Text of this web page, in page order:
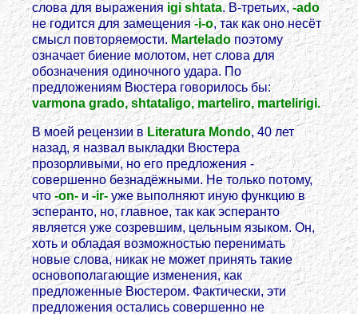
слова для выражения igi shtata. В-третьих,-ado
не годится для замещения-i-o, так как оно несёт
смысл повторяемости. Marteladoпоэтому
означает биение молотом, нет слова для
обозначения одиночного удара. По
предложениям Вюстера говорилось бы:
varmona grado, shtataligo, marteliro, martelirigi.
В моей рецензии в Literatura Mondo, 40 лет
назад, я назвал выкладки Вюстера
прозорливыми, но его предложения -
совершенно безнадёжными. Не только потому,
что-on- и-ir- уже выполняют иную функцию в
эсперанто, но, главное, так как эсперанто
является уже созревшим, цельным языком. Он,
хоть и обладая возможностью перенимать
новые слова, никак не может принять такие
основополагающие изменения, как
предложенные Вюстером. Фактически, эти
предложения остались совершенно не